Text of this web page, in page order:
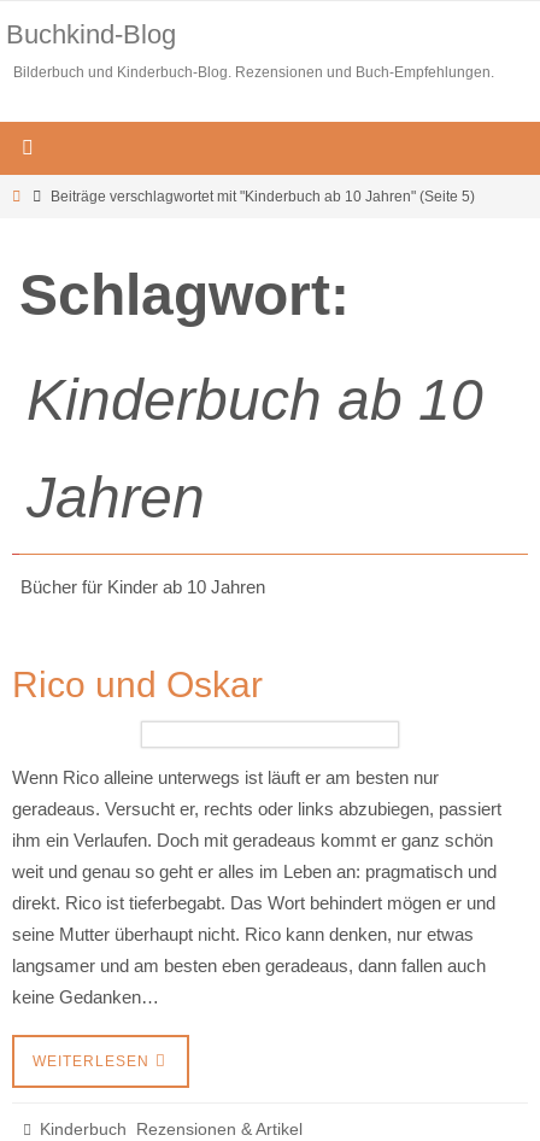
Inhalt
springen
Buchkind-Blog
Bilderbuch und Kinderbuch-Blog. Rezensionen und Buch-Empfehlungen.
StartBeiträge verschlagwortet mit "Kinderbuch ab 10 Jahren" (Seite 5)
Schlagwort:
Kinderbuch ab 10
Jahren
Bücher für Kinder ab 10 Jahren
Rico und Oskar
Wenn Rico alleine unterwegs ist läuft er am besten nur
geradeaus. Versucht er, rechts oder links abzubiegen, passiert
ihm ein Verlaufen. Doch mit geradeaus kommt er ganz schön
weit und genau so geht er alles im Leben an: pragmatisch und
direkt. Rico ist tieferbegabt. Das Wort behindert mögen er und
seine Mutter überhaupt nicht. Rico kann denken, nur etwas
langsamer und am besten eben geradeaus, dann fallen auch
keine Gedanken…
WEITERLESEN
Kinderbuch
Rezensionen & Artikel